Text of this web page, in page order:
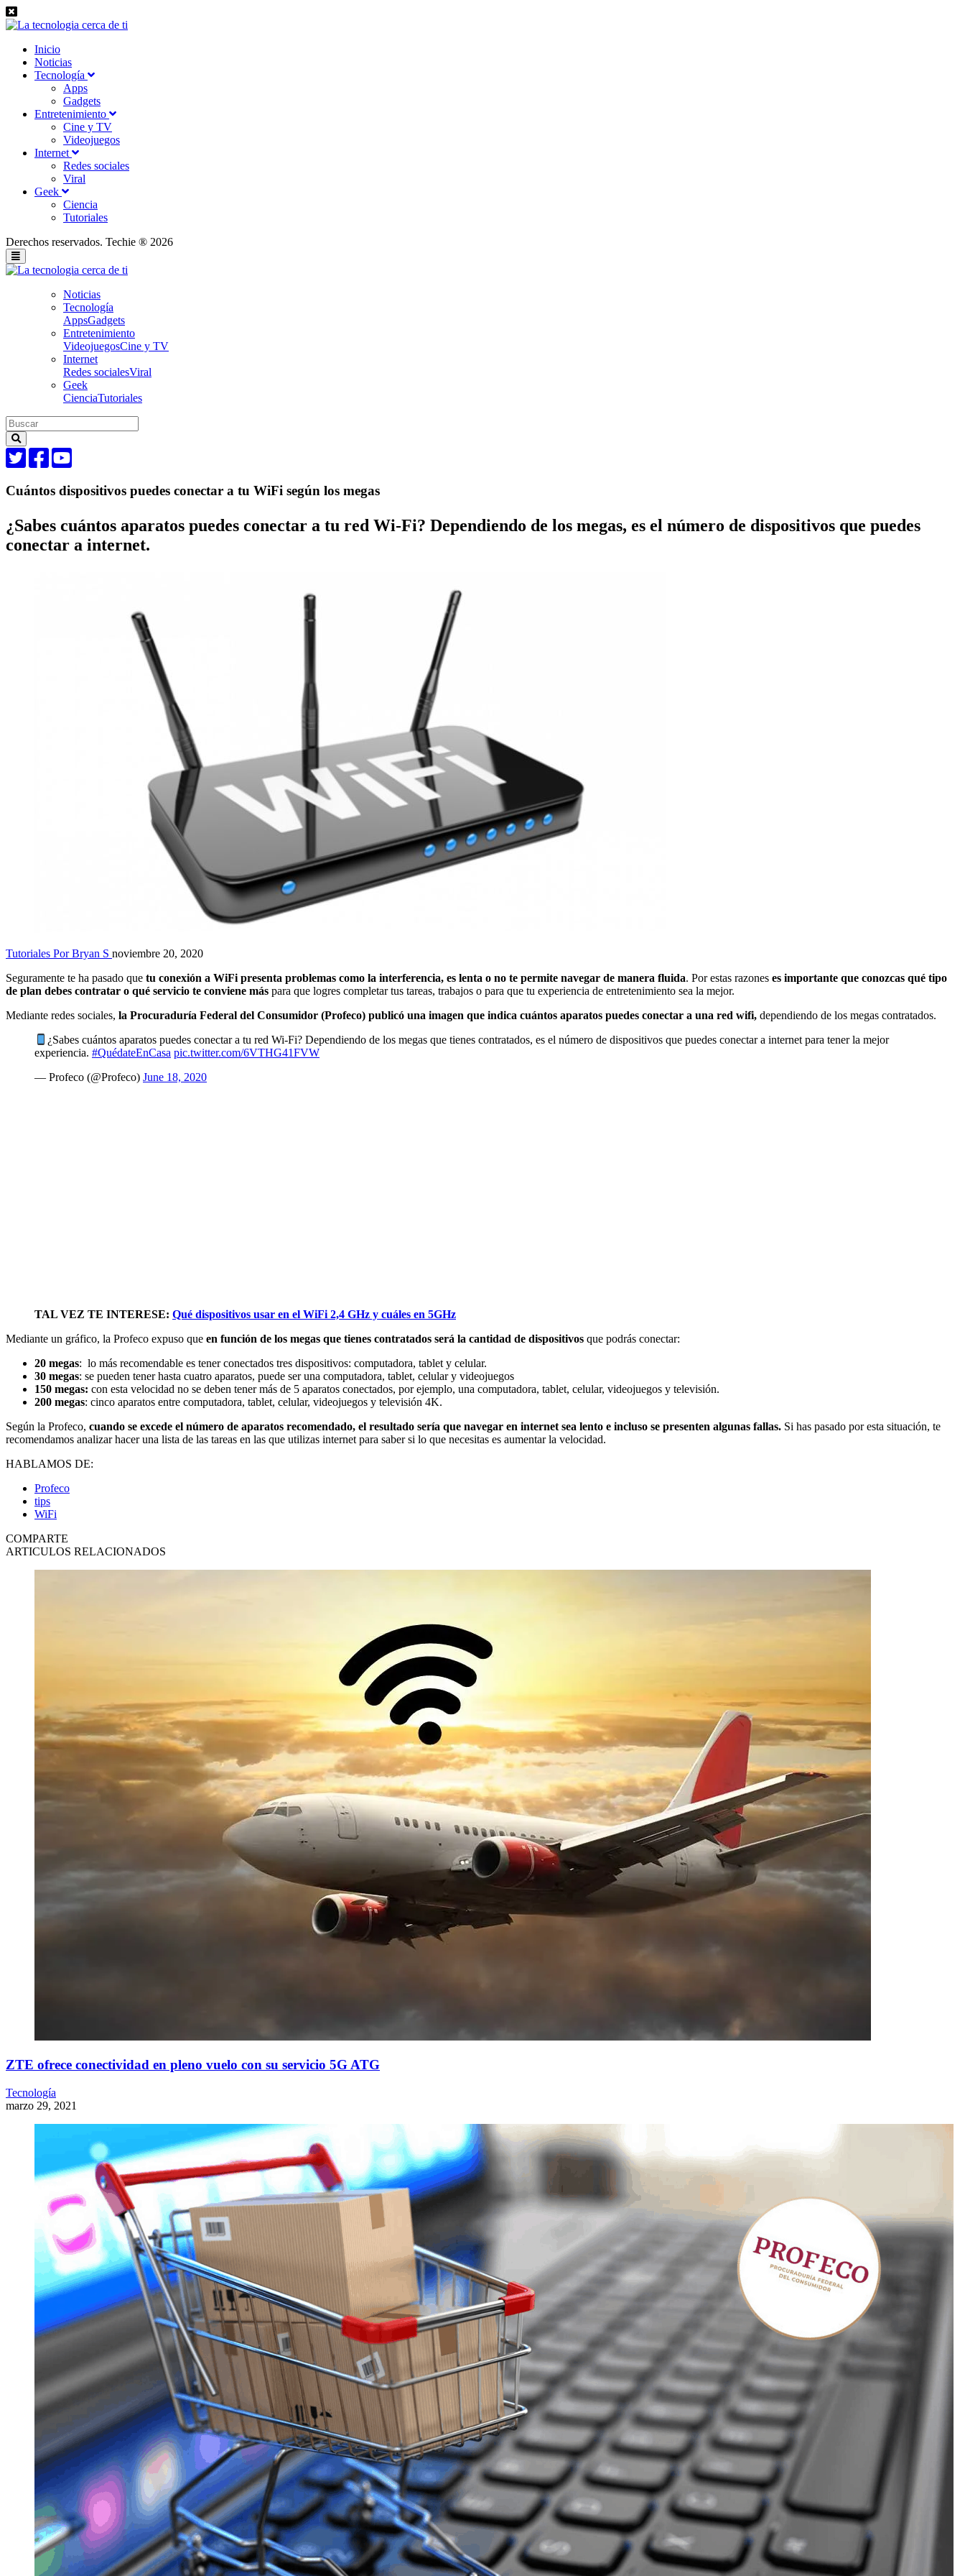
Inicio
Noticias
Tecnología
Apps
Gadgets
Entretenimiento
Cine y TV
Videojuegos
Internet
Redes sociales
Viral
Geek
Ciencia
Tutoriales
Derechos reservados. Techie ® 2026
Noticias
Tecnología
AppsGadgets
Entretenimiento
VideojuegosCine y TV
Internet
Redes socialesViral
Geek
CienciaTutoriales
Cuántos dispositivos puedes conectar a tu WiFi según los megas
¿Sabes cuántos aparatos puedes conectar a tu red Wi-Fi? Dependiendo de los megas, es el número de dispositivos que puedes
conectar a internet.
Tutoriales Por Bryan S noviembre 20, 2020
Seguramente te ha pasado que tu conexión a WiFi presenta problemas como la interferencia, es lenta o no te permite navegar de manera fluida. Por estas razones es importante que conozcas qué tipo
de plan debes contratar o qué servicio te conviene más para que logres completar tus tareas, trabajos o para que tu experiencia de entretenimiento sea la mejor.
Mediante redes sociales, la Procuraduría Federal del Consumidor (Profeco) publicó una imagen que indica cuántos aparatos puedes conectar a una red wifi, dependiendo de los megas contratados.
¿Sabes cuántos aparatos puedes conectar a tu red Wi-Fi? Dependiendo de los megas que tienes contratados, es el número de dispositivos que puedes conectar a internet para tener la mejor
experiencia. #QuédateEnCasa pic.twitter.com/6VTHG41FVW
— Profeco (@Profeco) June 18, 2020
TAL VEZ TE INTERESE: Qué dispositivos usar en el WiFi 2,4 GHz y cuáles en 5GHz
Mediante un gráfico, la Profeco expuso que en función de los megas que tienes contratados será la cantidad de dispositivos que podrás conectar:
20 megas: lo más recomendable es tener conectados tres dispositivos: computadora, tablet y celular.
30 megas: se pueden tener hasta cuatro aparatos, puede ser una computadora, tablet, celular y videojuegos
150 megas: con esta velocidad no se deben tener más de 5 aparatos conectados, por ejemplo, una computadora, tablet, celular, videojuegos y televisión.
200 megas: cinco aparatos entre computadora, tablet, celular, videojuegos y televisión 4K.
Según la Profeco, cuando se excede el número de aparatos recomendado, el resultado sería que navegar en internet sea lento e incluso se presenten algunas fallas. Si has pasado por esta situación, te
recomendamos analizar hacer una lista de las tareas en las que utilizas internet para saber si lo que necesitas es aumentar la velocidad.
HABLAMOS DE:
Profeco
tips
WiFi
COMPARTE
ARTICULOS RELACIONADOS
ZTE ofrece conectividad en pleno vuelo con su servicio 5G ATG
Tecnología
marzo 29, 2021